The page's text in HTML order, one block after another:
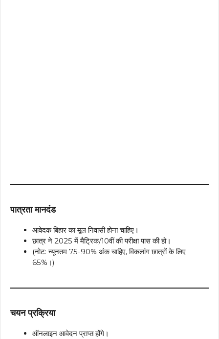
पात्रता मानदंड
आवेदक बिहार का मूल निवासी होना चाहिए।
छात्र ने 2025 में मैट्रिक/10वीं की परीक्षा पास की हो।
(नोट: न्यूनतम 75-90% अंक चाहिए, विकलांग छात्रों के लिए
65%।)
चयन प्रक्रिया
ऑनलाइन आवेदन प्राप्त होंगे।